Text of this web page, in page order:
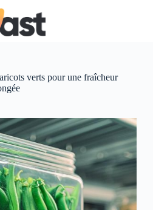
verts pour une fraîcheur